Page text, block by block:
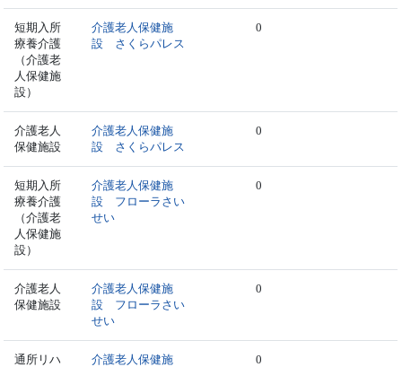
短期入所
療養介護
（介護老
人保健施
設）
介護老人保健施
設 さくらパレス
0
介護老人
保健施設
介護老人保健施
設 さくらパレス
0
短期入所
療養介護
（介護老
人保健施
設）
介護老人保健施
設 フローラさい
せい
0
介護老人
保健施設
介護老人保健施
設 フローラさい
せい
0
通所リハ
介護老人保健施
0